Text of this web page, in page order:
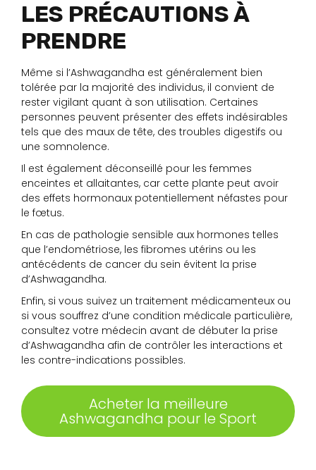
LES PRÉCAUTIONS À
PRENDRE
Même si l’Ashwagandha est généralement bien
tolérée par la majorité des individus, il convient de
rester vigilant quant à son utilisation. Certaines
personnes peuvent présenter des effets indésirables
tels que des maux de tête, des troubles digestifs ou
une somnolence.
Il est également déconseillé pour les femmes
enceintes et allaitantes, car cette plante peut avoir
des effets hormonaux potentiellement néfastes pour
le fœtus.
En cas de pathologie sensible aux hormones telles
que l’endométriose, les fibromes utérins ou les
antécédents de cancer du sein évitent la prise
d’Ashwagandha.
Enfin, si vous suivez un traitement médicamenteux ou
si vous souffrez d’une condition médicale particulière,
consultez votre médecin avant de débuter la prise
d’Ashwagandha afin de contrôler les interactions et
les contre-indications possibles.
Acheter la meilleure
Ashwagandha pour le Sport